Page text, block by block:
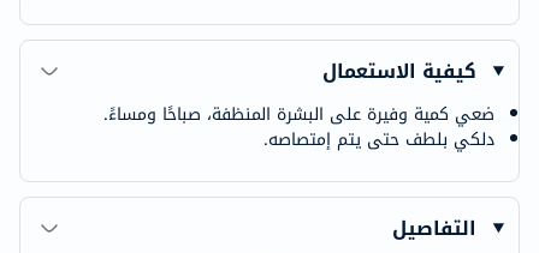
كيفية الاستعمال
ضعي كمية وفيرة على البشرة المنظفة، صباحًا ومساءً.
دلكي بلطف حتى يتم إمتصاصه.
التفاصيل